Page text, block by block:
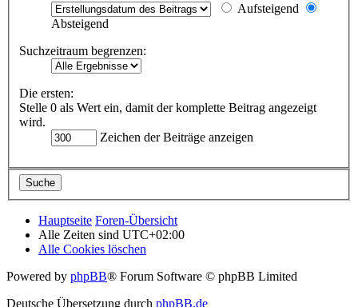
Aufsteigend
Absteigend
Suchzeitraum begrenzen:
Die ersten:
Stelle 0 als Wert ein, damit der komplette Beitrag angezeigt
wird.
Zeichen der Beiträge anzeigen
Hauptseite Foren-Übersicht
Alle Zeiten sind UTC+02:00
Alle Cookies löschen
Powered by phpBB® Forum Software © phpBB Limited
Deutsche Übersetzung durch phpBB.de